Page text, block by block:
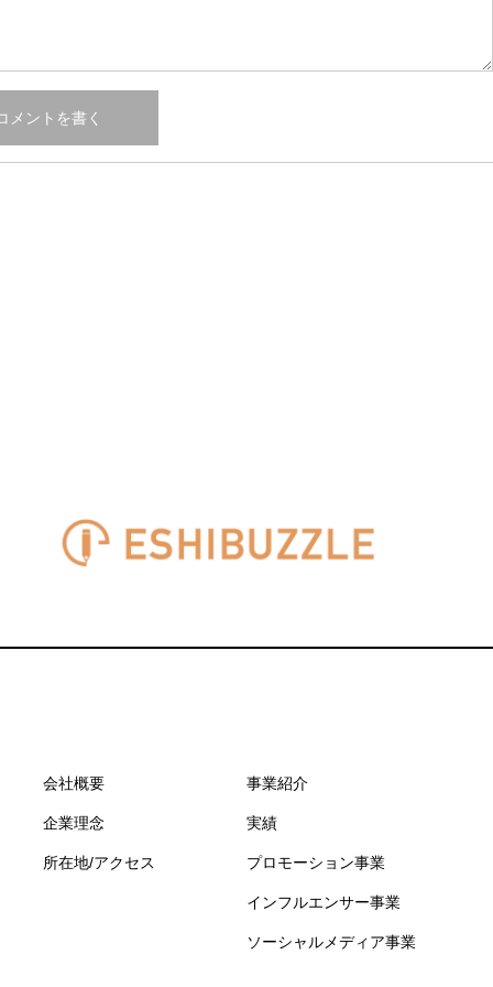
会社概要
企業理念
所在地/アクセス
事業紹介
実績
プロモーション事業
インフルエンサー事業
ソーシャルメディア事業